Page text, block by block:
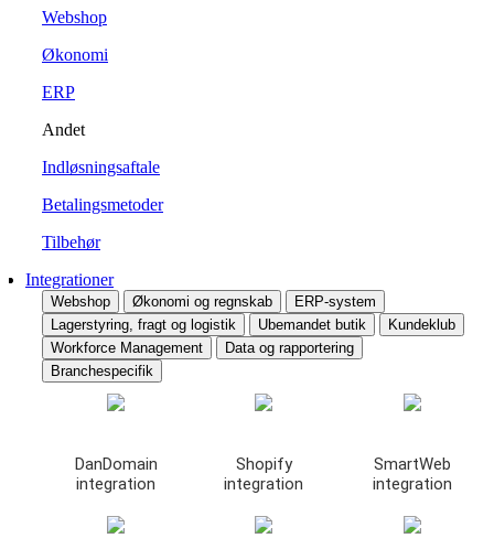
Webshop
Økonomi
ERP
Andet
Indløsningsaftale
Betalingsmetoder
Tilbehør
Integrationer
Webshop Økonomi og regnskab
ERP-system
Lagerstyring, fragt og logistik
Ubemandet butik
Kundeklub
Workforce Management
Data og rapportering
Branchespecifik
DanDomain
integration
Shopify
integration
SmartWeb
integration